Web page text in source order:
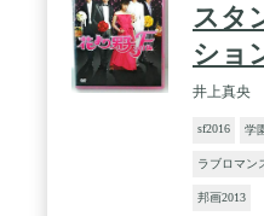
スタ
ショ
井上真央
sf2016 学
ラブロマン
邦画2013